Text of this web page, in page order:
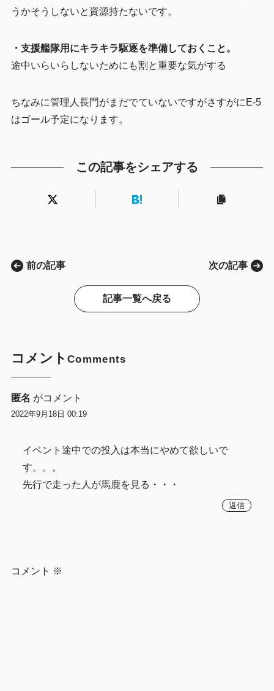
うかそうしないと資源持たないです。
・支援艦隊用にキラキラ駆逐を準備しておくこと。
途中いらいらしないためにも割と重要な気がする
ちなみに管理人長門がまだでていないですがさすがにE-5
はゴール予定になります。
この記事をシェアする
前の記事
記事一覧へ戻る
次の記事
コメント Comments
匿名 がコメント
2022年9月18日 00:19
イベント途中での投入は本当にやめて欲しいで
す。。。
先行で走った人が馬鹿を見る・・・
返信
コメント ※